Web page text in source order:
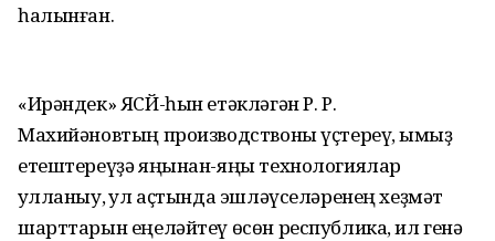
һалынған.
«Ирәндек» ЯСЙ-һын етәкләгән Р. Р.
Махийәновтың производствоны үҫтереү, ҡымыҙ
етештереүҙә яңынан-яңы технологиялар
ҡулланыу, ҡул аҫтында эшләүселәренең хеҙмәт
шарттарын еңеләйтеү өсөн республика, ил генә